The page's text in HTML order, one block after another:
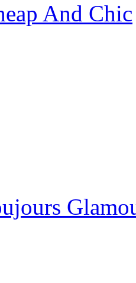
And Chic